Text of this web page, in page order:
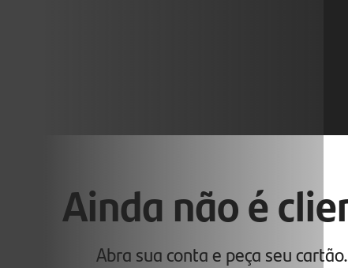
Ainda não é
Abra sua conta e peça seu